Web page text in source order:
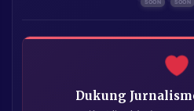
Dukung